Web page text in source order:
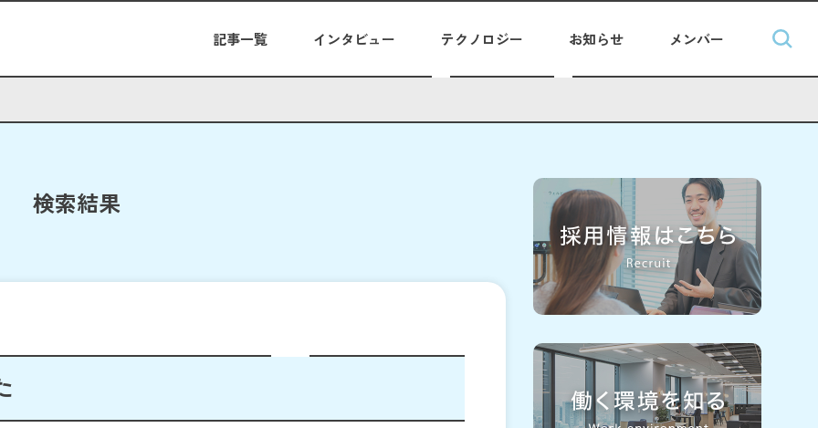
記事一覧 インタビュー テクノロジー お知らせ メンバー
検索結果